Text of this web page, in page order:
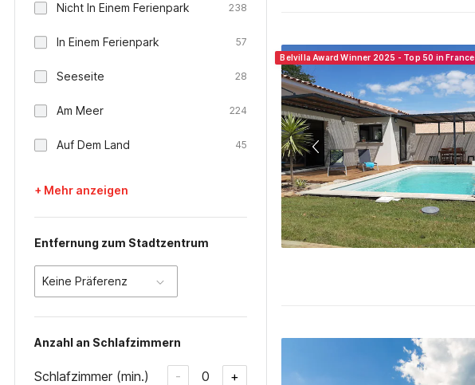
Nicht In Einem Ferienpark 238
In Einem Ferienpark 57
Seeseite 28
Am Meer 224
Auf Dem Land 45
+ Mehr anzeigen
Entfernung zum Stadtzentrum
Keine Präferenz
Anzahl an Schlafzimmern
Schlafzimmer (min.) - 0 +
Belvilla Award Winner 2025 - Top 50 in France